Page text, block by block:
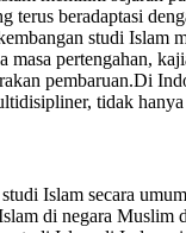
terus beradaptasi
studi
masa pertengahan,
pembaruan.Di
tidak
Islam secara
di negara Muslim